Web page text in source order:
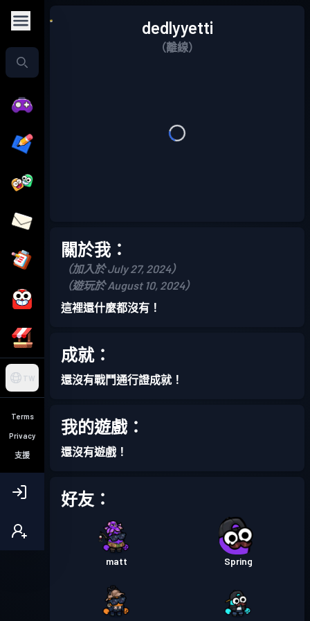
TW
Terms
Privacy
支援
dedlyyetti
（離線）
關於我：
（加入於 July 27, 2024）
（遊玩於 August 10, 2024）
這裡還什麼都沒有！
成就：
還沒有戰鬥通行證成就！
我的遊戲：
還沒有遊戲！
好友：
matt Spring